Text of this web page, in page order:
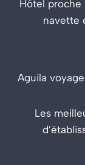
Hôtel proche
navette
Aguila
Les